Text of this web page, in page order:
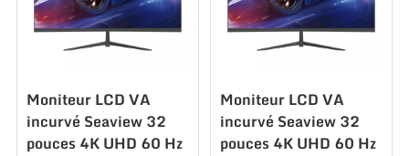
Moniteur LCD VA
incurvé Seaview 32
pouces 4K UHD 60 Hz
Moniteur LCD VA
incurvé Seaview 32
pouces 4K UHD 60 Hz